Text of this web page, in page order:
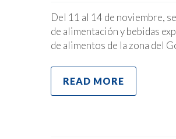
Del 11 al 14 de noviembre,
de alimentación y bebidas
de alimentos de la zona del
READ MORE